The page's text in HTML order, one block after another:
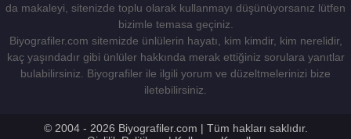
da makaleyi, sitenizde toplu olarak kullanmayı düşünüyorsanız lütfen
bizimle temasa geçiniz.
Biyografiler.com sitemizde ünlülerin hayatı, kim kimdir, kim nerelidir,
kaç yaşındadır gibi ünlüler hakkında merak ettiğiniz sorulara yanıtlar
bulabilirsiniz. Biyografiler ile ilgili yorum ve düzeltmelerinizi bize
iletebilirsiniz.
© 2004 - 2026 Biyografiler.com | Tüm hakları saklıdır.